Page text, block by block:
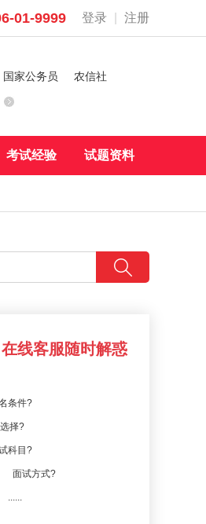
登录 注册
01-9999
国家公务员
农信社
考试经验 试题资料
线客服随时解惑
条件?
择?
科目?
面试方式?
......